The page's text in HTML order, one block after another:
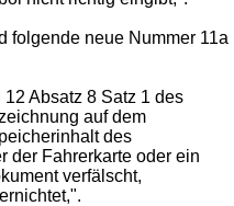
folgende neue Nummer 11a
Absatz 8 Satz 1 des
auf dem
des
der Fahrerkarte oder ein
verfälscht,